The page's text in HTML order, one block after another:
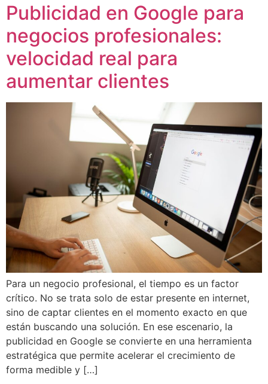
Publicidad en Google para
negocios profesionales:
velocidad real para
aumentar clientes
Para un negocio profesional, el tiempo es un factor
crítico. No se trata solo de estar presente en internet,
sino de captar clientes en el momento exacto en que
están buscando una solución. En ese escenario, la
publicidad en Google se convierte en una herramienta
estratégica que permite acelerar el crecimiento de
forma medible y […]